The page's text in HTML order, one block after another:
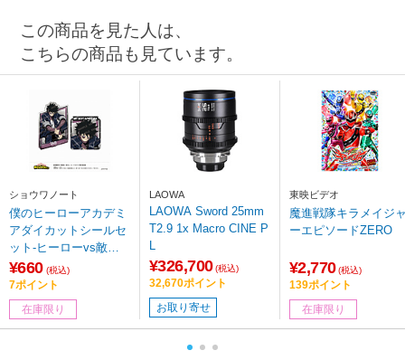
この商品を見た人は、
こちらの商品も見ています。
ショウワノート
僕のヒーローアカデミ
アダイカットシールセ
ット-ヒーローvs敵＜
ヴィラン＞-(G 荼毘)
¥660 (税込)
7ポイント
在庫限り
LAOWA
LAOWA Sword 25mm
T2.9 1x Macro CINE P
L
¥326,700 (税込)
32,670ポイント
お取り寄せ
東映ビデオ
魔進戦隊キラメイジ
ーエピソードZERO
¥2,770 (税込)
139ポイント
在庫限り